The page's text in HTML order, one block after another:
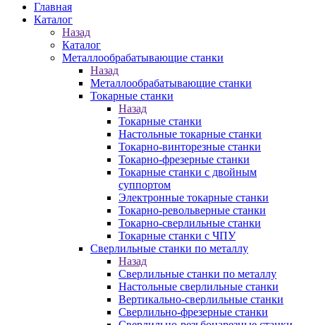
Главная
Каталог
Назад
Каталог
Металлообрабатывающие станки
Назад
Металлообрабатывающие станки
Токарные станки
Назад
Токарные станки
Настольные токарные станки
Токарно-винторезные станки
Токарно-фрезерные станки
Токарные станки с двойным
суппортом
Электронные токарные станки
Токарно-револьверные станки
Токарно-сверлильные станки
Токарные станки с ЧПУ
Сверлильные станки по металлу
Назад
Сверлильные станки по металлу
Настольные сверлильные станки
Вертикально-сверлильные станки
Сверлильно-фрезерные станки